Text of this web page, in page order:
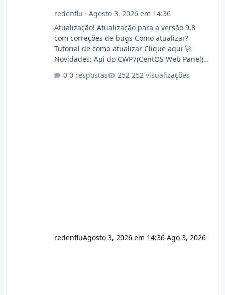
redenflu · Agosto 3, 2026 em 14:36
Atualização! Atualização para a versão 9.8
com correções de bugs Como atualizar?
Tutorial de como atualizar Clique aqui 🚀
Novidades: Api do CWP7(CentOS Web Panel)
autorizado a usasr o isistem:
0 respostas 252 visualizações
redenfluAgosto 3, 2026 em 14:36 Ago 3, 2026